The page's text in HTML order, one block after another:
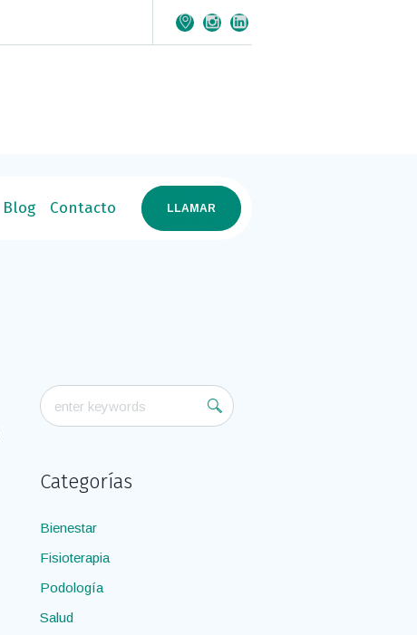
LLAMAR
Blog Contacto
Categorías
Bienestar
Fisioterapia
Podología
Salud